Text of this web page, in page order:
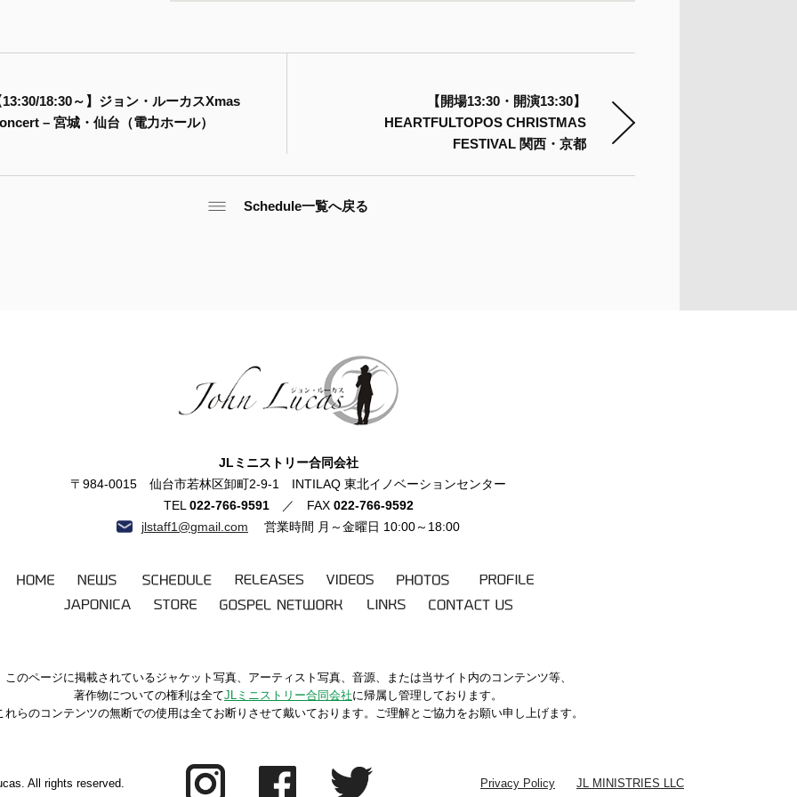
13:30/18:30～】ジョン・ルーカスXmas
– 宮城・仙台（電力ホール）
【開場13:30・開演13:30】
HEARTFULTOPOS CHRISTMAS
FESTIVAL 関西・京都
Schedule一覧へ戻る
JLミニストリー合同会社
〒984-0015 仙台市若林区卸町2-9-1 INTILAQ 東北イノベーションセンター
TEL 022-766-9591／ FAX 022-766-9592
jlstaff1@gmail.com 営業時間 月～金曜日 10:00～18:00
NEWS SCHEDULE RELEASES VIDEOS PHOTOS
PROFILE
このページに掲載されているジャケット写真、アーティスト写真、音源、または当サイト内のコンテンツ等、
著作物についての権利は全てJLミニストリー合同会社に帰属し管理しております。
れらのコンテンツの無断での使用は全てお断りさせて戴いております。ご理解とご協力をお願い申し上げます。
Privacy Policy JL MINISTRIES LLC
All rights reserved.